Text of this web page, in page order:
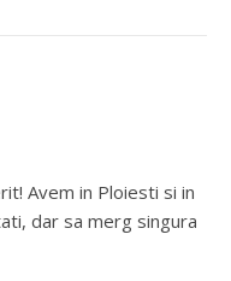
Avem in Ploiesti si in
dar sa merg singura